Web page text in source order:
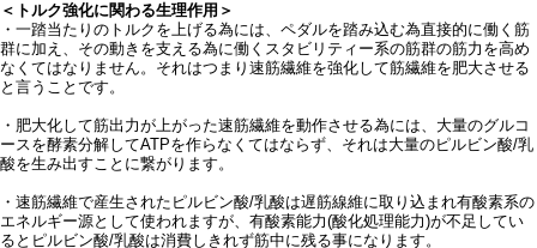
＜トルク強化に関わる生理作用＞
・一踏当たりのトルクを上げる為には、ペダルを踏み込む為直接的に働く筋
群に加え、その動きを支える為に働くスタビリティー系の筋群の筋力を高め
なくてはなりません。それはつまり速筋繊維を強化して筋繊維を肥大させる
と言うことです。
・肥大化して筋出力が上がった速筋繊維を動作させる為には、大量のグルコ
ースを酵素分解してATPを作らなくてはならず、それは大量のピルビン酸/乳
酸を生み出すことに繋がります。
・速筋繊維で産生されたピルビン酸/乳酸は遅筋線維に取り込まれ有酸素系の
エネルギー源として使われますが、有酸素能力(酸化処理能力)が不足してい
るとピルビン酸/乳酸は消費しきれず筋中に残る事になります。